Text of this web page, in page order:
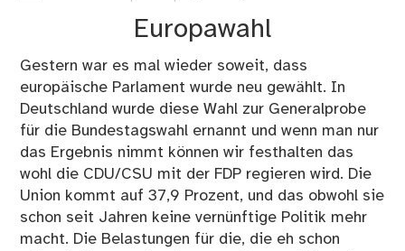
Europawahl
Gestern war es mal wieder soweit, dass
europäische Parlament wurde neu gewählt. In
Deutschland wurde diese Wahl zur Generalprobe
für die Bundestagswahl ernannt und wenn man nur
das Ergebnis nimmt können wir festhalten das
wohl die CDU/CSU mit der FDP regieren wird. Die
Union kommt auf 37,9 Prozent, und das obwohl sie
schon seit Jahren keine vernünftige Politik mehr
macht. Die Belastungen für die, die eh schon